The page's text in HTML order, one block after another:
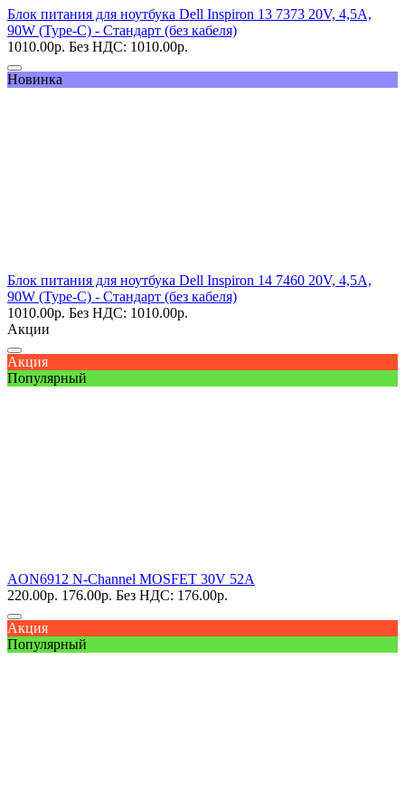
Блок питания для ноутбука Dell Inspiron 13 7373 20V, 4,5A,
90W (Type-C) - Стандарт (без кабеля)
1010.00р. Без НДС: 1010.00р.
Новинка
Блок питания для ноутбука Dell Inspiron 14 7460 20V, 4,5A,
90W (Type-C) - Стандарт (без кабеля)
1010.00р. Без НДС: 1010.00р.
Акции
Акция
Популярный
AON6912 N-Channel MOSFET 30V 52A
220.00р. 176.00р. Без НДС: 176.00р.
Акция
Популярный